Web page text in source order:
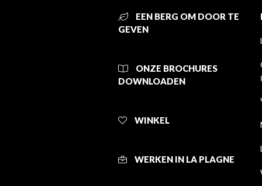
EEN BERG OM DOOR TE
GEVEN
ONZE BROCHURES
DOWNLOADEN
WINKEL
WERKEN IN LA PLAGNE